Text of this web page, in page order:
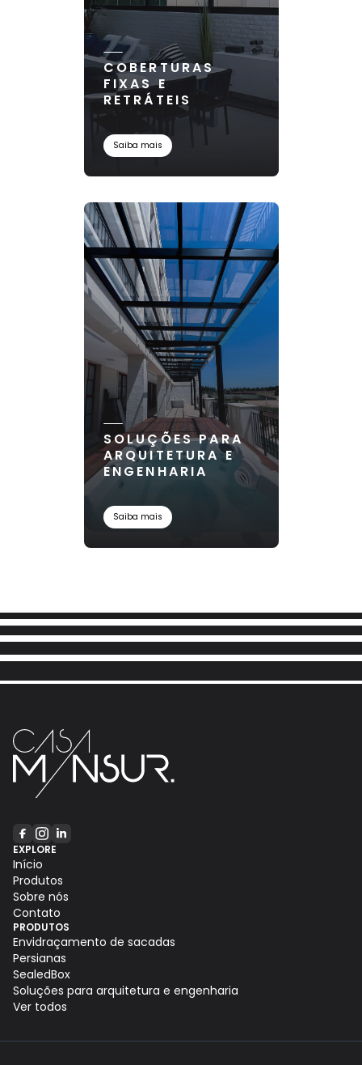
COBERTURAS
FIXAS E
RETRÁTEIS
Saiba mais
SOLUÇÕES PARA
ARQUITETURA E
ENGENHARIA
Saiba mais
EXPLORE
Início
Produtos
Sobre nós
Contato
PRODUTOS
Envidraçamento de sacadas
Persianas
SealedBox
Soluções para arquitetura e engenharia
Ver todos